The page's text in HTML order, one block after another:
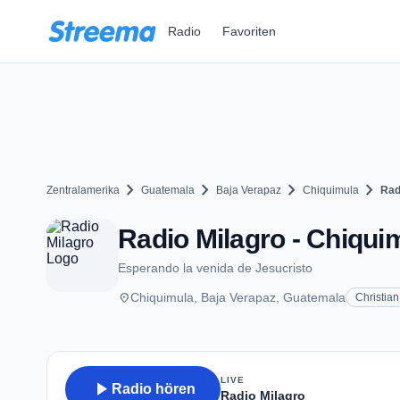
Radio Favoriten
Zentralamerika chevron_right Guatemala chevron_right Baja Verapaz chevron_right Chiquimula chevron_right
Radio Milagro -
Esperando la venida de Jesucristo
placeChiquimula, Baja Verapaz, Guatemala Christian
play_arrow Radio hören
LIVE
Radio Milagro